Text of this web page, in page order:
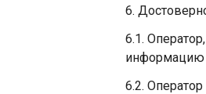
6.
6.1.
информацию
6.2.